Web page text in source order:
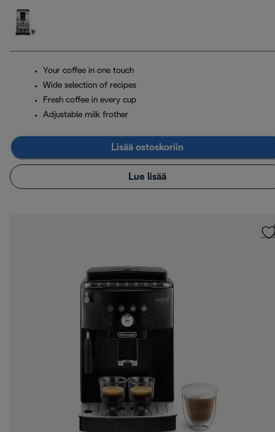
Your coffee in one touch
Wide selection of recipes
Fresh coffee in every cup
Adjustable milk frother
Lisää ostoskoriin
Lue lisää